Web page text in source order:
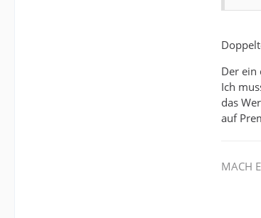
Der ein
Ich
das
auf
MACH